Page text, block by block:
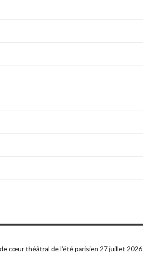
cœur théâtral de l’été parisien 27 juillet 2026